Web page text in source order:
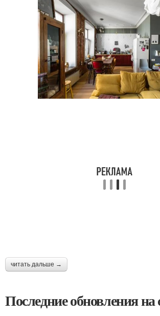
читать дальше →
Последние обновления на